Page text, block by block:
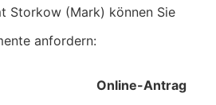
Storkow (Mark) können Sie
anfordern:
Online-Antrag